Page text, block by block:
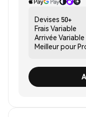
Devises 50+
Frais Variable
Arrivée Variable
Meilleur pour